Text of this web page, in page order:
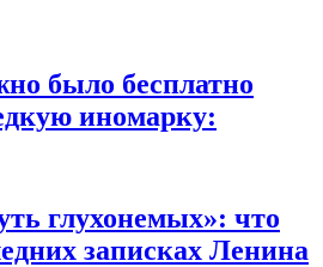
было бесплатно
иномарку:
глухонемых»: что
записках Ленина